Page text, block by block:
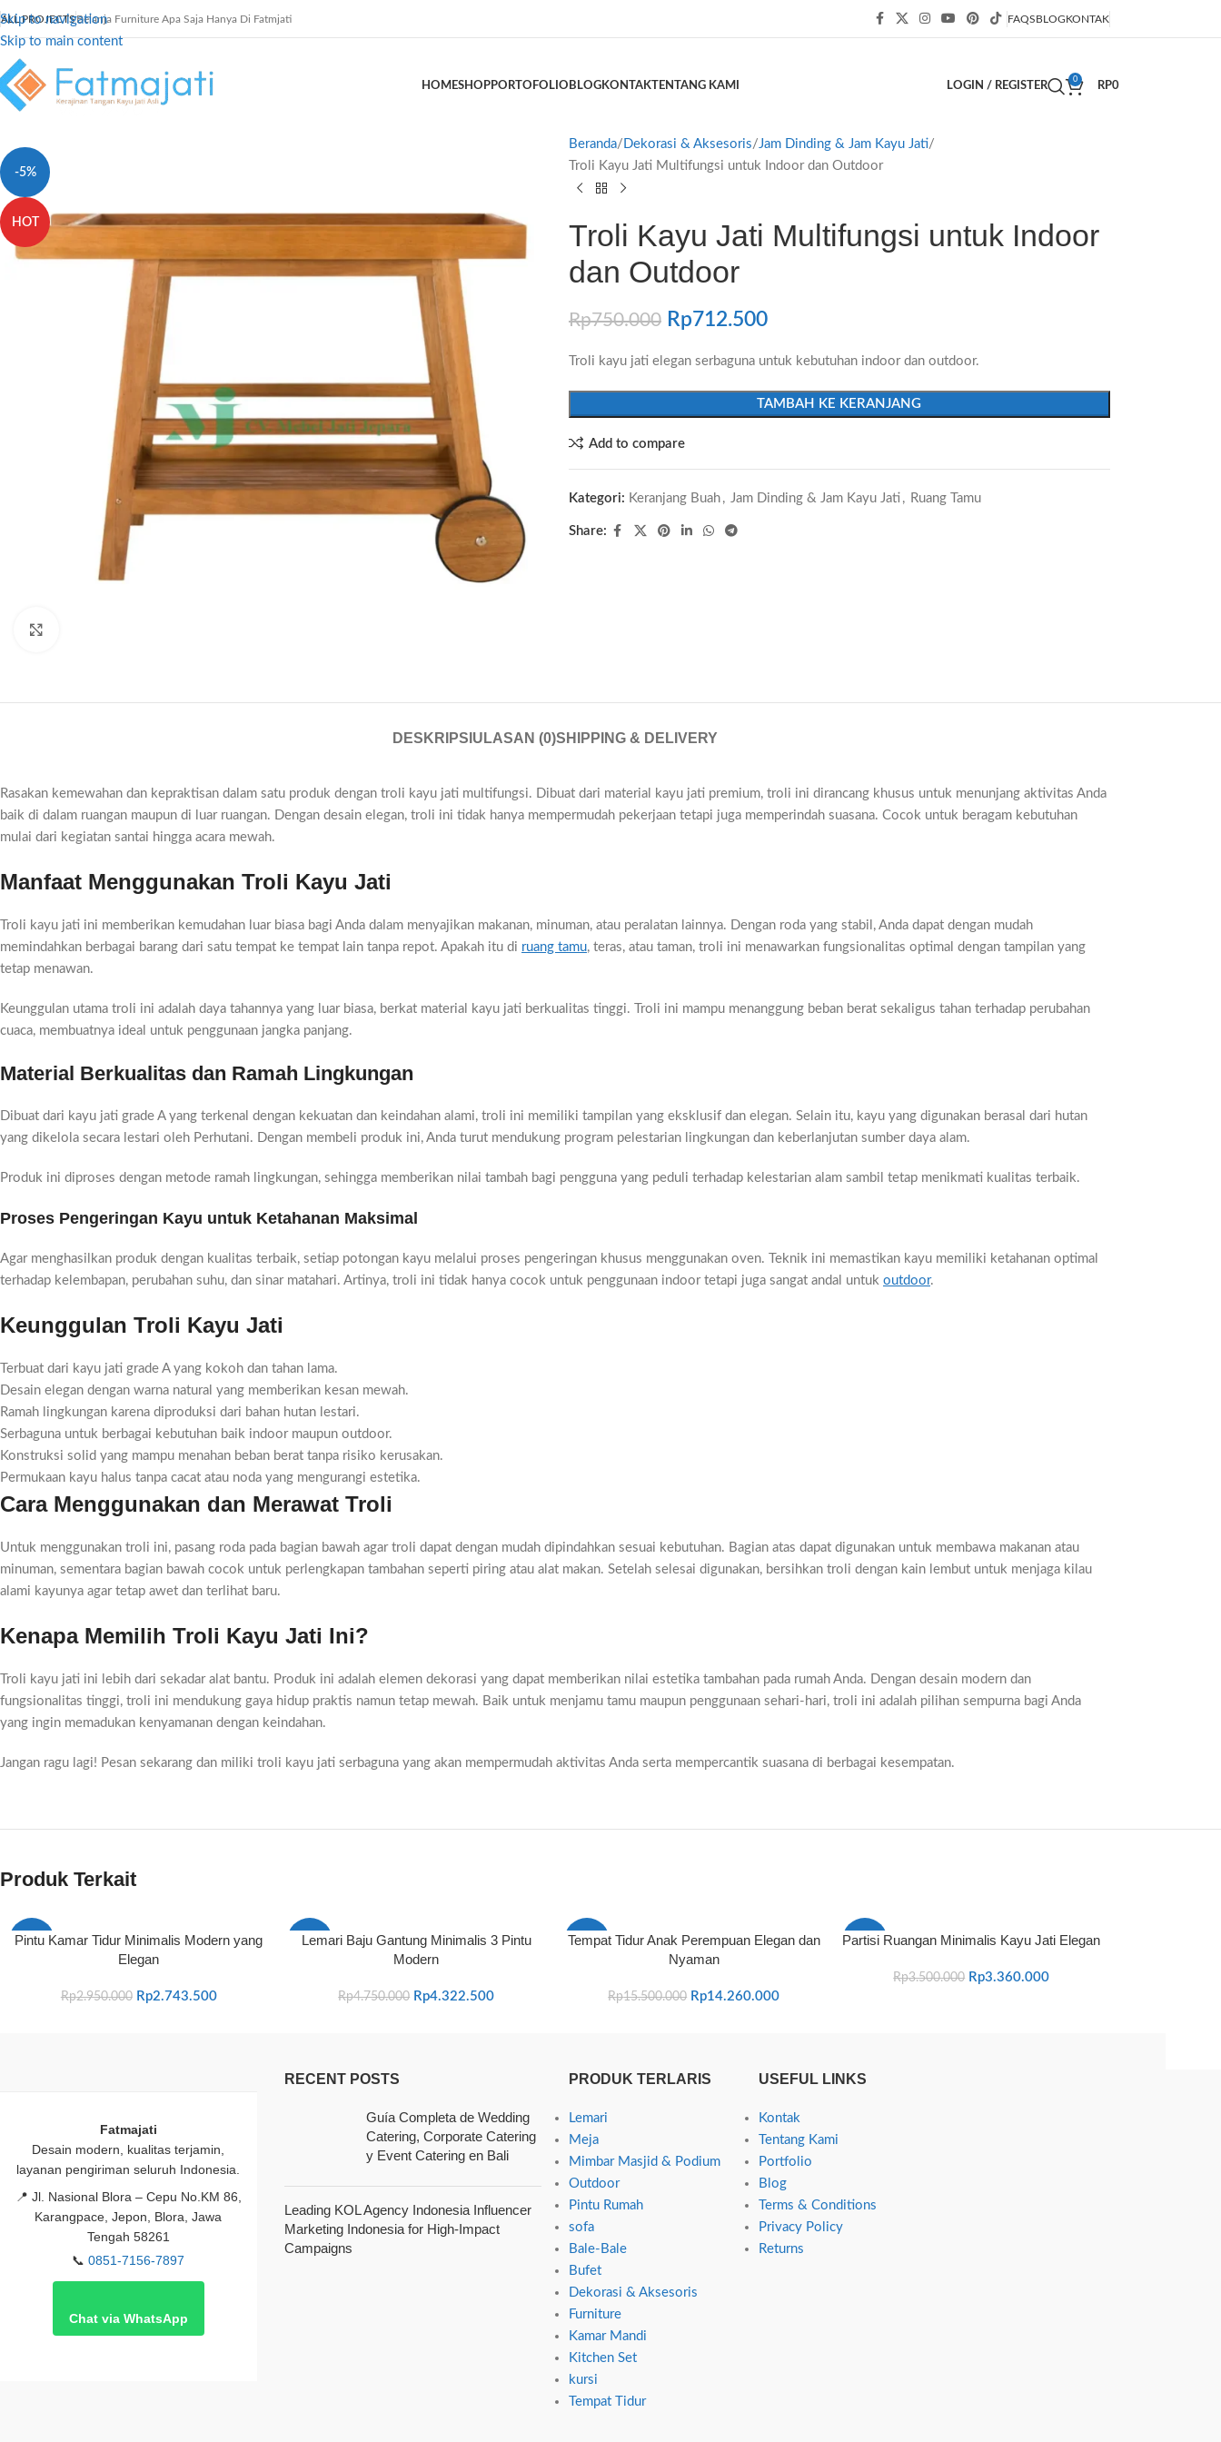
Skip to navigation
Skip to main content
ALL PROJECTSBelanja Furniture Apa Saja Hanya Di Fatmjati FAQSBLOGKONTAK
HOMESHOPPORTOFOLIO BLOGKONTAKTENTANG KAMI LOGIN / REGISTER
0
RP0
-5%
HOT
Beranda Dekorasi & Aksesoris Jam Dinding & Jam Kayu Jati
Troli Kayu Jati Multifungsi untuk Indoor dan Outdoor
Troli Kayu Jati Multifungsi untuk Indoor
dan Outdoor
Rp750.000 Rp712.500
Troli kayu jati elegan serbaguna untuk kebutuhan indoor dan outdoor.
TAMBAH KE KERANJANG
Add to compare
Kategori: Keranjang Buah , Jam Dinding & Jam Kayu Jati , Ruang Tamu
Share:
DESKRIPSI ULASAN (0)SHIPPING & DELIVERY
Rasakan kemewahan dan kepraktisan dalam satu produk dengan troli kayu jati multifungsi. Dibuat dari material kayu jati premium, troli ini dirancang khusus untuk menunjang aktivitas Anda
baik di dalam ruangan maupun di luar ruangan. Dengan desain elegan, troli ini tidak hanya mempermudah pekerjaan tetapi juga memperindah suasana. Cocok untuk beragam kebutuhan
mulai dari kegiatan santai hingga acara mewah.
Manfaat Menggunakan Troli Kayu Jati
Troli kayu jati ini memberikan kemudahan luar biasa bagi Anda dalam menyajikan makanan, minuman, atau peralatan lainnya. Dengan roda yang stabil, Anda dapat dengan mudah
memindahkan berbagai barang dari satu tempat ke tempat lain tanpa repot. Apakah itu di ruang tamu, teras, atau taman, troli ini menawarkan fungsionalitas optimal dengan tampilan yang
tetap menawan.
Keunggulan utama troli ini adalah daya tahannya yang luar biasa, berkat material kayu jati berkualitas tinggi. Troli ini mampu menanggung beban berat sekaligus tahan terhadap perubahan
cuaca, membuatnya ideal untuk penggunaan jangka panjang.
Material Berkualitas dan Ramah Lingkungan
Dibuat dari kayu jati grade A yang terkenal dengan kekuatan dan keindahan alami, troli ini memiliki tampilan yang eksklusif dan elegan. Selain itu, kayu yang digunakan berasal dari hutan
yang dikelola secara lestari oleh Perhutani. Dengan membeli produk ini, Anda turut mendukung program pelestarian lingkungan dan keberlanjutan sumber daya alam.
Produk ini diproses dengan metode ramah lingkungan, sehingga memberikan nilai tambah bagi pengguna yang peduli terhadap kelestarian alam sambil tetap menikmati kualitas terbaik.
Proses Pengeringan Kayu untuk Ketahanan Maksimal
Agar menghasilkan produk dengan kualitas terbaik, setiap potongan kayu melalui proses pengeringan khusus menggunakan oven. Teknik ini memastikan kayu memiliki ketahanan optimal
terhadap kelembapan, perubahan suhu, dan sinar matahari. Artinya, troli ini tidak hanya cocok untuk penggunaan indoor tetapi juga sangat andal untuk outdoor.
Keunggulan Troli Kayu Jati
Terbuat dari kayu jati grade A yang kokoh dan tahan lama.
Desain elegan dengan warna natural yang memberikan kesan mewah.
Ramah lingkungan karena diproduksi dari bahan hutan lestari.
Serbaguna untuk berbagai kebutuhan baik indoor maupun outdoor.
Konstruksi solid yang mampu menahan beban berat tanpa risiko kerusakan.
Permukaan kayu halus tanpa cacat atau noda yang mengurangi estetika.
Cara Menggunakan dan Merawat Troli
Untuk menggunakan troli ini, pasang roda pada bagian bawah agar troli dapat dengan mudah dipindahkan sesuai kebutuhan. Bagian atas dapat digunakan untuk membawa makanan atau
minuman, sementara bagian bawah cocok untuk perlengkapan tambahan seperti piring atau alat makan. Setelah selesai digunakan, bersihkan troli dengan kain lembut untuk menjaga kilau
alami kayunya agar tetap awet dan terlihat baru.
Kenapa Memilih Troli Kayu Jati Ini?
Troli kayu jati ini lebih dari sekadar alat bantu. Produk ini adalah elemen dekorasi yang dapat memberikan nilai estetika tambahan pada rumah Anda. Dengan desain modern dan
fungsionalitas tinggi, troli ini mendukung gaya hidup praktis namun tetap mewah. Baik untuk menjamu tamu maupun penggunaan sehari-hari, troli ini adalah pilihan sempurna bagi Anda
yang ingin memadukan kenyamanan dengan keindahan.
Jangan ragu lagi! Pesan sekarang dan miliki troli kayu jati serbaguna yang akan mempermudah aktivitas Anda serta mempercantik suasana di berbagai kesempatan.
Produk Terkait
-7%
Pintu Kamar Tidur Minimalis Modern yang
Elegan
Rp2.950.000 Rp2.743.500
-9%
Lemari Baju Gantung Minimalis 3 Pintu
Modern
Rp4.750.000 Rp4.322.500
-8%
Tempat Tidur Anak Perempuan Elegan dan
Nyaman
Rp15.500.000 Rp14.260.000
-4%
Partisi Ruangan Minimalis Kayu Jati Elegan
Rp3.500.000 Rp3.360.000
Fatmajati
Desain modern, kualitas terjamin,
layanan pengiriman seluruh Indonesia.
📍 Jl. Nasional Blora – Cepu No.KM 86,
Karangpace, Jepon, Blora, Jawa
Tengah 58261
📞0851-7156-7897
Chat via WhatsApp
RECENT POSTS
Guía Completa de Wedding
Catering, Corporate Catering
y Event Catering en Bali
Leading KOL Agency Indonesia Influencer
Marketing Indonesia for High-Impact
Campaigns
PRODUK TERLARIS
Lemari
Meja
Mimbar Masjid & Podium
Outdoor
Pintu Rumah
sofa
Bale-Bale
Bufet
Dekorasi & Aksesoris
Furniture
Kamar Mandi
Kitchen Set
kursi
Tempat Tidur
USEFUL LINKS
Kontak
Tentang Kami
Portfolio
Blog
Terms & Conditions
Privacy Policy
Returns